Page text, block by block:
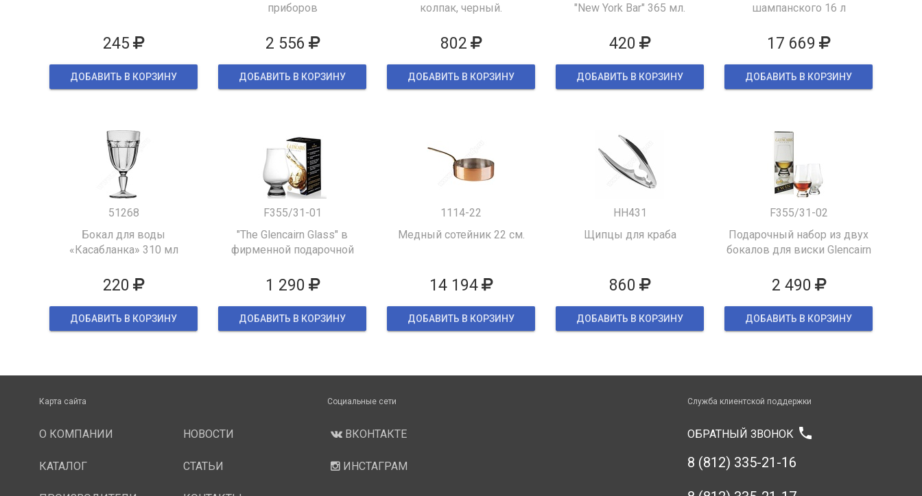
245
ДОБАВИТЬ В КОРЗИНУ
приборов
2 556
ДОБАВИТЬ В КОРЗИНУ
колпак, черный.
802
ДОБАВИТЬ В КОРЗИНУ
"New York Bar" 365 мл.
420
ДОБАВИТЬ В КОРЗИНУ
шампанского 16 л
17 669
ДОБАВИТЬ В КОРЗИНУ
51268
Бокал для воды
«Касабланка» 310 мл
220
ДОБАВИТЬ В КОРЗИНУ
F355/31-01
"The Glencairn Glass" в
фирменной подарочной
1 290
ДОБАВИТЬ В КОРЗИНУ
1114-22
Медный сотейник 22 см.
14 194
ДОБАВИТЬ В КОРЗИНУ
HH431
Щипцы для краба
860
ДОБАВИТЬ В КОРЗИНУ
F355/31-02
Подарочный набор из двух
бокалов для виски Glencairn
2 490
ДОБАВИТЬ В КОРЗИНУ
Карта сайта
О КОМПАНИИ
КАТАЛОГ
НОВОСТИ
СТАТЬИ
Социальные сети
ВКОНТАКТЕ
ИНСТАГРАМ
Служба клиентской поддержки
ОБРАТНЫЙ ЗВОНОК phone
8 (812) 335-21-16